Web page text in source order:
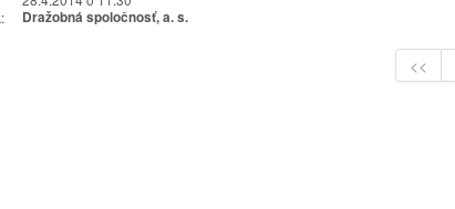
Dražobná spoločnosť, a. s.
<<